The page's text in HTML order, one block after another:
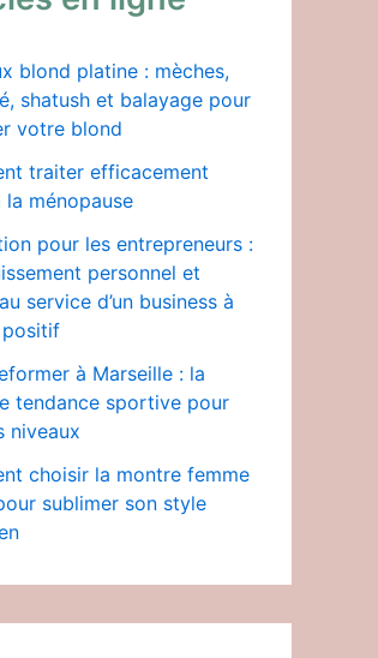
blond platine : mèches,
shatush et balayage pour
votre blond
traiter efficacement
la ménopause
pour les entrepreneurs :
personnel et
service d’un business à
à Marseille : la
tendance sportive pour
niveaux
choisir la montre femme
sublimer son style